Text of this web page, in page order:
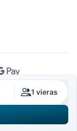
1 vieras
© 2026 Crovillas GmbH